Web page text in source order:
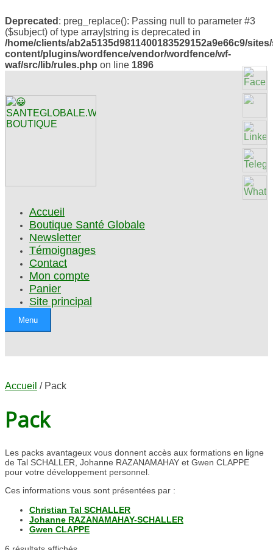
Deprecated : preg_replace(): Passing null to parameter #3
($subject) of type array|string is deprecated in
/home/clients/ab2a5135d9811400183529152a9e66c9/
content/plugins/wordfence/vendor/wordfence/wf-
waf/src/lib/rules.php on line 1896
Accueil
Boutique Santé Globale
Newsletter
Témoignages
Contact
Mon compte
Panier
Site principal
Menu
Accueil / Pack
Pack
Les packs avantageux vous donnent accès aux formations en ligne
de Tal SCHALLER, Johanne RAZANAMAHAY et Gwen CLAPPE
pour votre développement personnel.
Ces informations vous sont présentées par :
Christian Tal SCHALLER
Johanne RAZANAMAHAY-SCHALLER
Gwen CLAPPE